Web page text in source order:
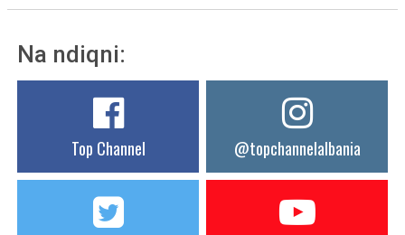
Na ndiqni:
Top Channel @topchannelalbania